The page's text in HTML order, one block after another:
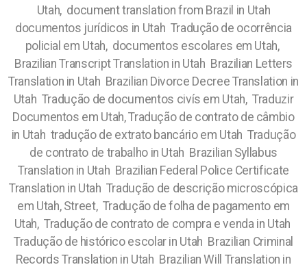
Utah, document translation from Brazil in Utah
documentos jurídicos in Utah Tradução de ocorrência
policial em Utah, documentos escolares em Utah,
Brazilian Transcript Translation in Utah Brazilian Letters
Translation in Utah Brazilian Divorce Decree Translation in
Utah Tradução de documentos civís em Utah, Traduzir
Documentos em Utah, Tradução de contrato de câmbio
in Utah tradução de extrato bancário em Utah Tradução
de contrato de trabalho in Utah Brazilian Syllabus
Translation in Utah Brazilian Federal Police Certificate
Translation in Utah Tradução de descrição microscópica
em Utah, Street, Tradução de folha de pagamento em
Utah, Tradução de contrato de compra e venda in Utah
Tradução de histórico escolar in Utah Brazilian Criminal
Records Translation in Utah Brazilian Will Translation in